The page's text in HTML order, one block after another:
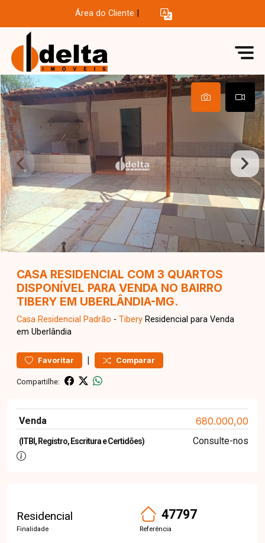
Área do Cliente
CASA RESIDENCIAL COM 3 QUARTOS
DISPONÍVEL PARA VENDA NO BAIRRO
TIBERY EM UBERLÂNDIA-MG.
Casa Residencial Padrão - Tibery Residencial para Venda
em Uberlândia
Favoritar | Comparar
Compartilhe:
Venda 680.000,00
(ITBI, Registro, Escritura e Certidões) Consulte-nos
Residencial
Finalidade
47797
Referência